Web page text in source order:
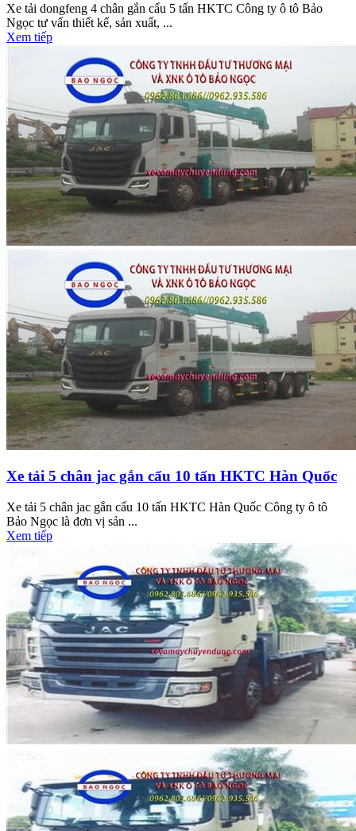
Xe tải dongfeng 4 chân gắn cẩu 5 tấn HKTC Công ty ô tô Bảo
Ngọc tư vấn thiết kế, sản xuất, ...
Xem tiếp
Xe tải 5 chân jac gắn cẩu 10 tấn HKTC Hàn Quốc
Xe tải 5 chân jac gắn cẩu 10 tấn HKTC Hàn Quốc Công ty ô tô
Bảo Ngọc là đơn vị sản ...
Xem tiếp